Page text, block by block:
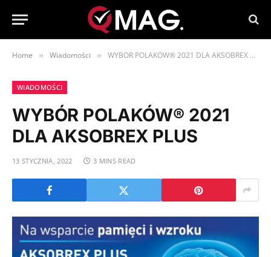
Home » Wiadomości » WYBÓR POLAKÓW® 2021 DLA AKSOBREX PLUS
WIADOMOŚCI
WYBÓR POLAKÓW® 2021
DLA AKSOBREX PLUS
13 STYCZNIA, 2022 3 MINS READ